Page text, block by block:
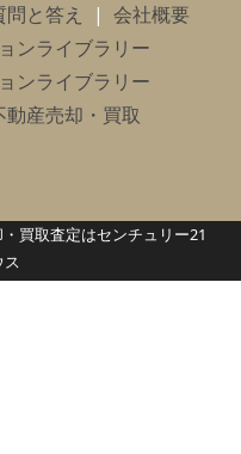
と答え
会社概要
ンライブラリー
ンライブラリー
産売却・買取
買取査定はセンチュリー21
ス